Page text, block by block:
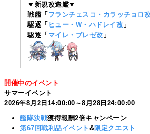
▼新規改造艦▼
戦艦「 フランチェスコ・カラッチョロ
駆逐「 ヒュー・W・ハドレイ改 」
駆逐「 マイレ・ブレゼ改 」
開催中のイベント
サマーイベント
2026年8月2日14:00:00～8月28日24:00:00
艦隊決戦獲得報酬2倍キャンペーン
第67回戦利品イベント &限定クエスト